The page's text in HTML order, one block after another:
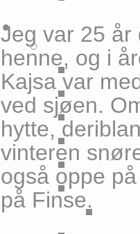
Jeg var 25 år
henne, og i
Kajsa var
ved sjøen.
hytte,
vinteren
også oppe
på Finse.